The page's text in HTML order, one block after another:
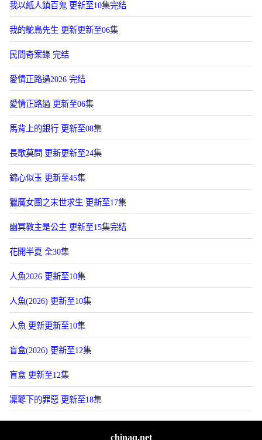
我以紙人鎮百鬼 更新至10集完结
我的鴕鳥先生 更新更新至06集
民間奇案錄 完结
愛情正路過2026 完结
愛情正路過 更新至06集
馬背上的銀行 更新至08集
長歌莫問 更新更新至24集
錦心似玉 更新至45集
獵魔女團之末世求生 更新至17集
幽冥教主是公主 更新至15集完结
花開半夏 全30集
人魚2026 更新至10集
人魚(2026) 更新至10集
人魚 更新更新至10集
盲盒(2026) 更新至12集
盲盒 更新至12集
凜鼕下的罪惡 更新至18集
chinaq.net